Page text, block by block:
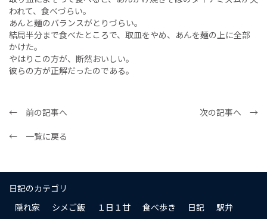
われて、食べづらい。
あんと麺のバランスがとりづらい。
結局半分まで食べたところで、取皿をやめ、あんを麺の上に全部
かけた。
やはりこの方が、断然おいしい。
彼らの方が正解だったのである。
← 前の記事へ
次の記事へ →
← 一覧に戻る
日記のカテゴリ
隠れ家
シメご飯 １日１甘 食べ歩き 日記 駅弁